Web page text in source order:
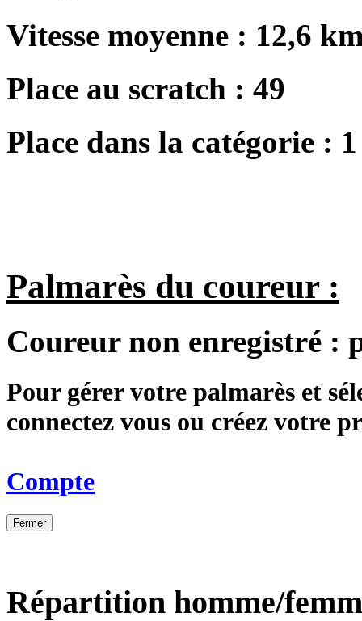
Vitesse moyenne : 12,6
Place au scratch : 49
Place dans la catégorie : 1
Palmarès du coureur :
Coureur non enregistré :
Pour gérer votre palmarès et
connectez vous ou créez votre
Compte
Fermer
Répartition homme/